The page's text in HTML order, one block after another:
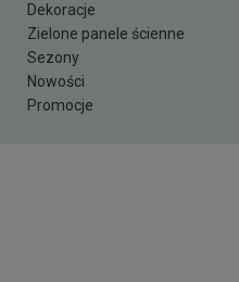
Dekoracje
Zielone panele ścienne
Sezony
Nowości
Promocje